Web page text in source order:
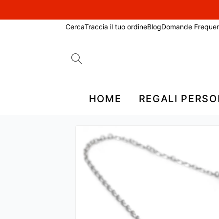
CercaTraccia il tuo ordineBlogDomande
HOME REGALI